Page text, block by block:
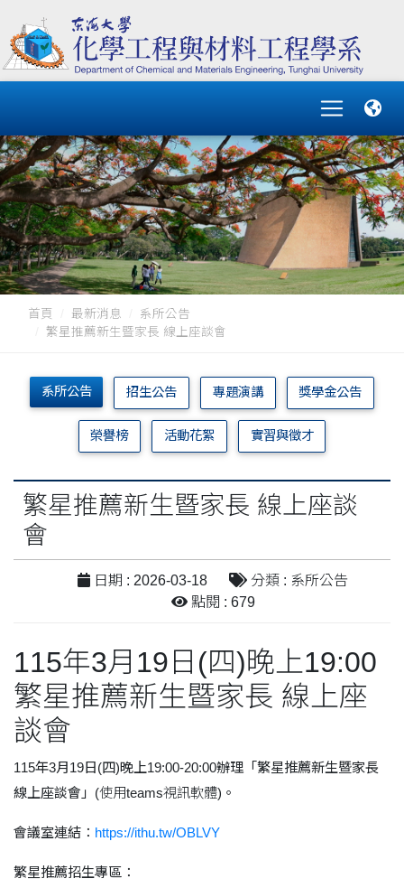
首頁 最新消息
系所公告
繁星推薦新生暨家長 線上座談會
系所公告 招生公告 專題演講 獎學金公告
榮譽榜 活動花絮 實習與徵才
繁星推薦新生暨家長 線上座談
會
日期 : 2026-03-18
分類 : 系所公告
點閱 : 679
115年3月19日(四)晚上19:00
繁星推薦新生暨家長 線上座
談會
115年3月19日(四)晚上19:00-20:00辦理「繁星推薦新生暨家長
線上座談會」 (使用teams視訊軟體)。
會議室連結： https://ithu.tw/OBLVY
繁星推薦招生專區：